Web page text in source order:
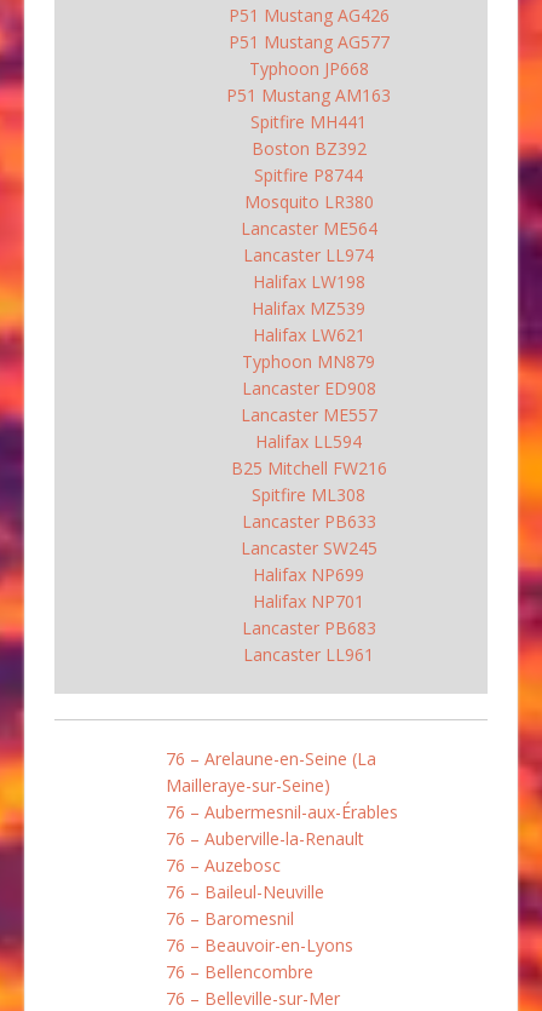
P51 Mustang AG426
P51 Mustang AG577
Typhoon JP668
P51 Mustang AM163
Spitfire MH441
Boston BZ392
Spitfire P8744
Mosquito LR380
Lancaster ME564
Lancaster LL974
Halifax LW198
Halifax MZ539
Halifax LW621
Typhoon MN879
Lancaster ED908
Lancaster ME557
Halifax LL594
B25 Mitchell FW216
Spitfire ML308
Lancaster PB633
Lancaster SW245
Halifax NP699
Halifax NP701
Lancaster PB683
Lancaster LL961
76 – Arelaune-en-Seine (La
Mailleraye-sur-Seine)
76 – Aubermesnil-aux-Érables
76 – Auberville-la-Renault
76 – Auzebosc
76 – Baileul-Neuville
76 – Baromesnil
76 – Beauvoir-en-Lyons
76 – Bellencombre
76 – Belleville-sur-Mer